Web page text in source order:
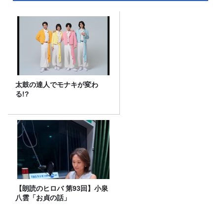
太鼓の達人でモナキが変わ
る!?
【朗読のヒロバ 第93回】小泉
八雲「お貞の話」